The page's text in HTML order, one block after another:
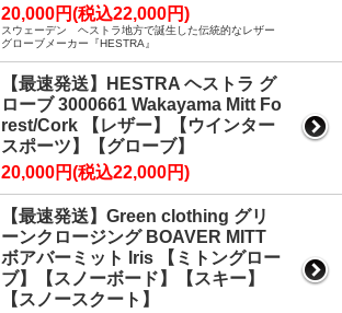
20,000円(税込22,000円)
スウェーデン ヘストラ地方で誕生した伝統的なレザー
グローブメーカー『HESTRA』
【最速発送】HESTRA ヘストラ グ
ローブ 3000661 Wakayama Mitt Fo
rest/Cork 【レザー】【ウインター
スポーツ】【グローブ】
20,000円(税込22,000円)
【最速発送】Green clothing グリ
ーンクロージング BOAVER MITT
ボアバーミット Iris 【ミトングロー
ブ】【スノーボード】【スキー】
【スノースクート】